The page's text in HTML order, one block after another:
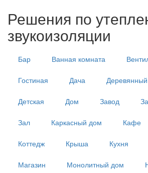
Решения по
звукоизоляции
Бар Ванная комната
Гостиная Дача
Детская Дом Завод
Зал Каркасный дом Кафе
Коттедж Крыша Кухня
Магазин Монолитный дом